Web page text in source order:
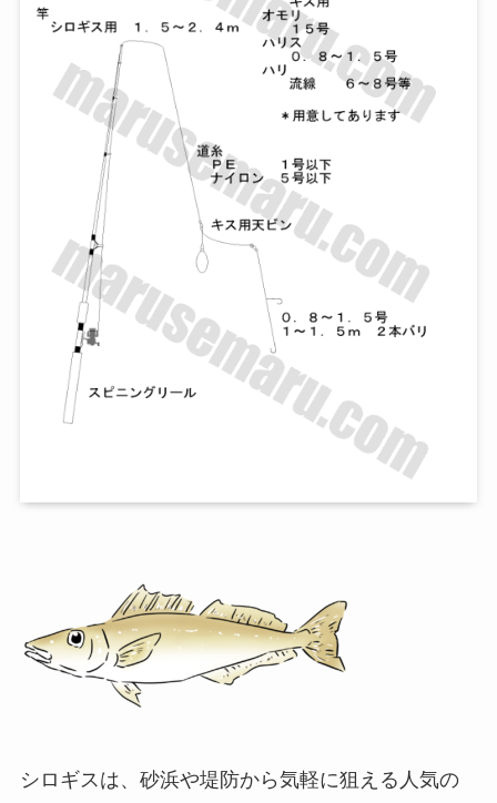
シロギスは、砂浜や堤防から気軽に狙える人気の